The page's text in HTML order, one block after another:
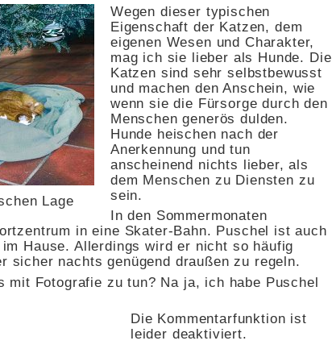
Lage
Wegen dieser typischen
Eigenschaft der Katzen, dem
eigenen Wesen und Charakter,
mag ich sie lieber als Hunde. Die
Katzen sind sehr selbstbewusst
und machen den Anschein, wie
wenn sie die Fürsorge durch den
Menschen generös dulden.
Hunde heischen nach der
Anerkennung und tun
anscheinend nichts lieber, als
dem Menschen zu Diensten zu
sein.
In den Sommermonaten
in eine Skater-Bahn. Puschel ist auch
Hause. Allerdings wird er nicht so häufig
sicher nachts genügend draußen zu regeln.
mit Fotografie zu tun? Na ja, ich habe Puschel
Die Kommentarfunktion ist
leider deaktiviert.